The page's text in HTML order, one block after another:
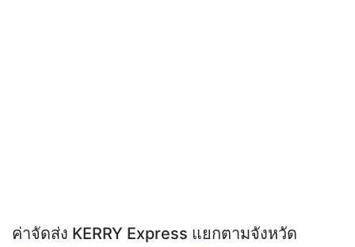
ค่าจัดส่ง KERRY Express แยกตามจังหวัด